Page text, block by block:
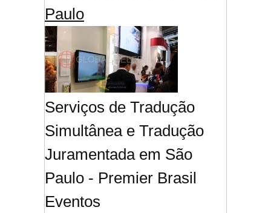
k
n
Paulo
Serviços de Tradução
Simultânea e Tradução
Juramentada em São
Paulo - Premier Brasil
Eventos